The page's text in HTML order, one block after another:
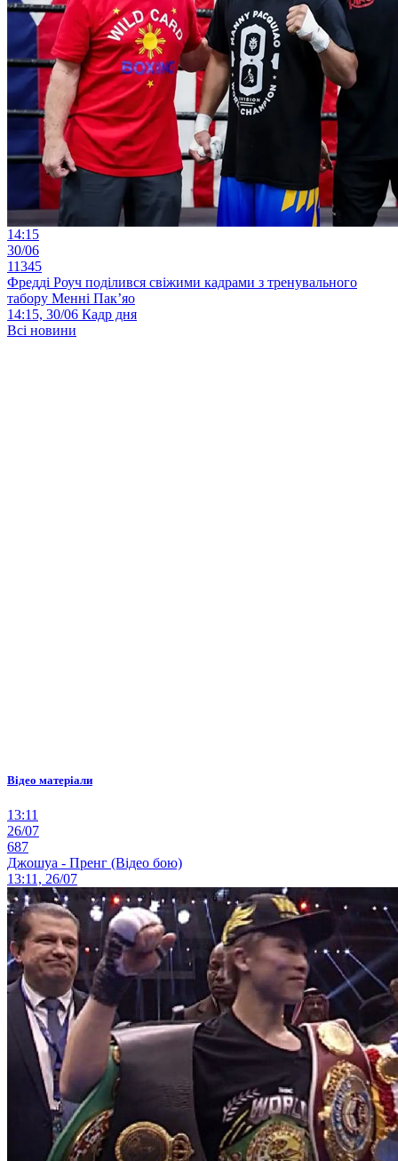
14:15
30/06
11345
Фредді Роуч поділився свіжими кадрами з тренувального
табору Менні Пак’яо
14:15, 30/06 Кадр дня
Всі новини
Відео матеріали
13:11
26/07
687
Джошуа - Пренг (Відео бою)
13:11, 26/07